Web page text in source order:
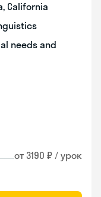
California
needs and
от 3190 ₽ / урок